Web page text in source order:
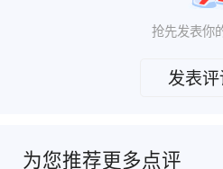
抢先发表你
发表评
为您推荐更多点评